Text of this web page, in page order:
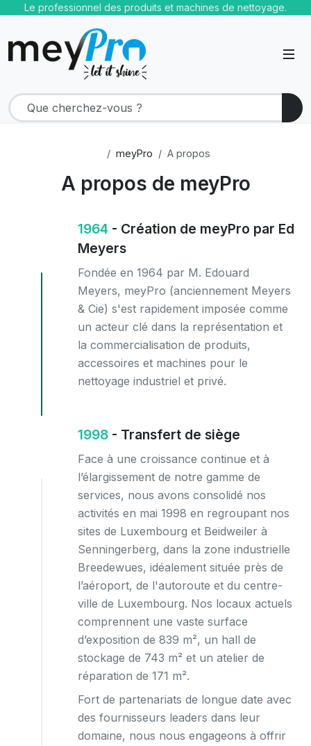
Le professionnel des produits et machines de nettoyage.
meyPro A propos
A propos de meyPro
1964 - Création de meyPro par Ed
Meyers
Fondée en 1964 par M. Edouard
Meyers, meyPro (anciennement Meyers
& Cie) s'est rapidement imposée comme
un acteur clé dans la représentation et
la commercialisation de produits,
accessoires et machines pour le
nettoyage industriel et privé.
1998 - Transfert de siège
Face à une croissance continue et à
l’élargissement de notre gamme de
services, nous avons consolidé nos
activités en mai 1998 en regroupant nos
sites de Luxembourg et Beidweiler à
Senningerberg, dans la zone industrielle
Breedewues, idéalement située près de
l’aéroport, de l'autoroute et du centre-
ville de Luxembourg. Nos locaux actuels
comprennent une vaste surface
d’exposition de 839 m², un hall de
stockage de 743 m² et un atelier de
réparation de 171 m².
Fort de partenariats de longue date avec
des fournisseurs leaders dans leur
domaine, nous nous engageons à offrir